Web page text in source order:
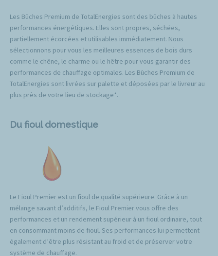
Les Bûches Premium de TotalEnergies sont des bûches à hautes
performances énergétiques. Elles sont propres, séchées,
partiellement écorcées et utilisables immédiatement. Nous
sélectionnons pour vous les meilleures essences de bois durs
comme le chêne, le charme ou le hêtre pour vous garantir des
performances de chauffage optimales. Les Bûches Premium de
TotalEnergies sont livrées sur palette et déposées par le livreur au
plus près de votre lieu de stockage*.
Du fioul domestique
Le Fioul Premier est un fioul de qualité supérieure. Grâce à un
mélange savant d’additifs, le Fioul Premier vous offre des
performances et un rendement supérieur à un fioul ordinaire, tout
en consommant moins de fioul. Ses performances lui permettent
également d’être plus résistant au froid et de préserver votre
système de chauffage.